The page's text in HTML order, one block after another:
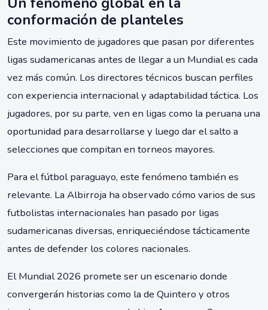
conformación de planteles
Este movimiento de jugadores que pasan por diferentes
ligas sudamericanas antes de llegar a un Mundial es cada
vez más común. Los directores técnicos buscan perfiles
con experiencia internacional y adaptabilidad táctica. Los
jugadores, por su parte, ven en ligas como la peruana una
oportunidad para desarrollarse y luego dar el salto a
selecciones que compitan en torneos mayores.
Para el fútbol paraguayo, este fenómeno también es
relevante. La Albirroja ha observado cómo varios de sus
futbolistas internacionales han pasado por ligas
sudamericanas diversas, enriqueciéndose tácticamente
antes de defender los colores nacionales.
El Mundial 2026 promete ser un escenario donde
convergerán historias como la de Quintero y otros